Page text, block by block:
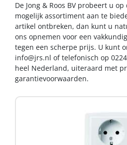
De Jong & Roos BV probeert u
mogelijk assortiment aan te
artikel ontbreken, dan kunt u
ons opnemen voor een
tegen een scherpe prijs. U kunt
info@jrs.nl of telefonisch op
heel Nederland, uiteraard met
garantievoorwaarden.